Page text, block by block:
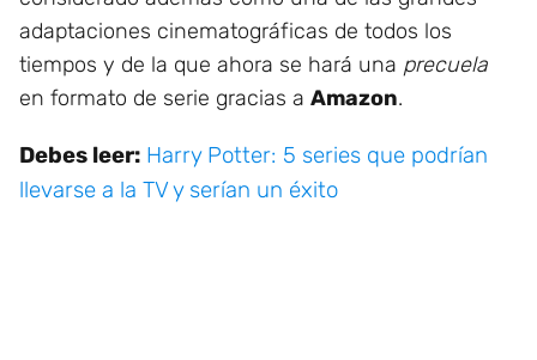
adaptaciones cinematográficas de todos los
tiempos y de la que ahora se hará una precuela
en formato de serie gracias a Amazon.
Debes leer: Harry Potter: 5 series que podrían
llevarse a la TV y serían un éxito